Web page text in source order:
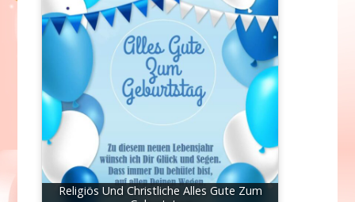
Religiös Und Christliche Alles Gute Zum